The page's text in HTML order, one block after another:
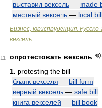
выставил вексель — made
местный вексель — local bill
Бизнес, юриспруденция.
вексель
11
опротестовать вексель
1. protesting the bill
бланк векселя — bill form
верный вексель — safe bill
книга векселей — bill book